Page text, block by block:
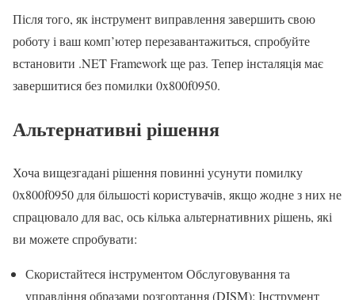
Після того, як інструмент виправлення завершить свою
роботу і ваш комп’ютер перезавантажиться, спробуйте
встановити .NET Framework ще раз. Тепер інсталяція має
завершитися без помилки 0x800f0950.
Альтернативні рішення
Хоча вищезгадані рішення повинні усунути помилку
0x800f0950 для більшості користувачів, якщо жодне з них не
спрацювало для вас, ось кілька альтернативних рішень, які
ви можете спробувати:
Скористайтеся інструментом Обслуговування та
управління образами розгортання (DISM): Інструмент